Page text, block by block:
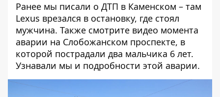
Ранее мы писали о ДТП в Каменском – там
Lexus врезался в остановку, где стоял
мужчина. Также смотрите видео момента
аварии на Слобожанском проспекте, в
которой пострадали два мальчика 6 лет.
Узнавали мы и подробности этой аварии.